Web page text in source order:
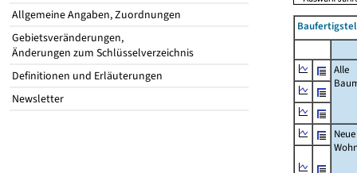
Allgemeine Angaben, Zuordnungen
Gebietsveränderungen,
Änderungen zum Schlüsselverzeichnis
Definitionen und Erläuterungen
Newsletter
Alle
Neue